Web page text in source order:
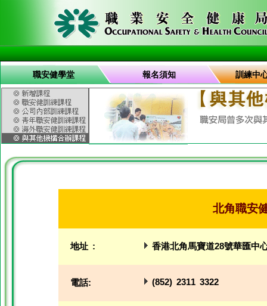
職安健學堂 報名須知 訓練中
北角職安
地址 : 香港北角馬寶道28號華匯中
電話: (852) 2311 3322